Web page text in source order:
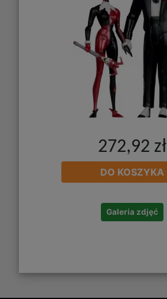
272,92 zł
DO KOSZYKA
Galeria zdjęć